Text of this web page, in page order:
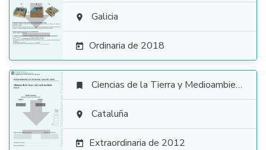
  Galicia
 Ordinaria de 2018

 Ciencias de la Tierra y Medioambientales
 Cataluña
 Extraordinaria de 2012